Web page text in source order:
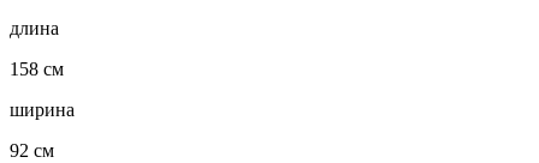
длина
158 см
ширина
92 см